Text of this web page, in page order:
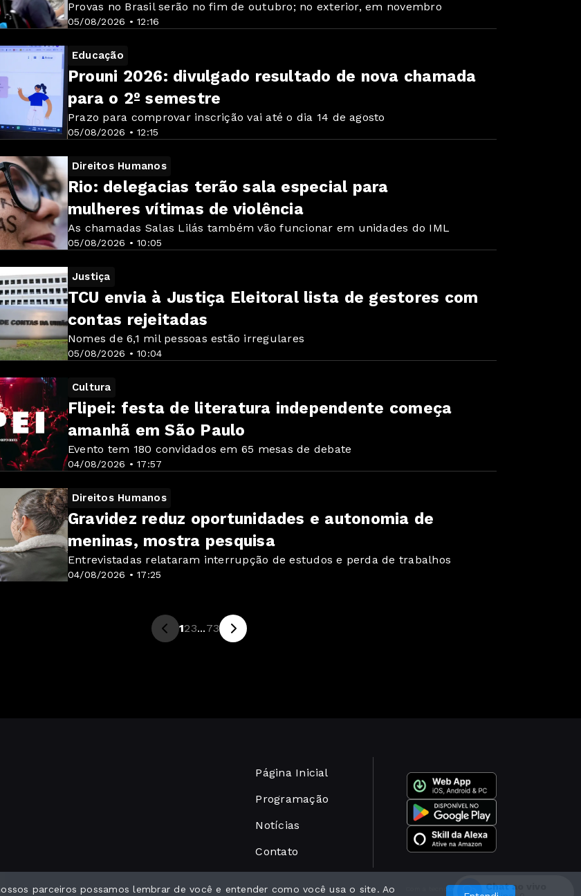
05/08/2026 • 12:16
Provas no Brasil serão no fim de outubro; no exterior, em novembro
Educação
05/08/2026 • 12:15
Prouni 2026: divulgado resultado de nova chamada
para o 2º semestre
Prazo para comprovar inscrição vai até o dia 14 de agosto
Direitos Humanos
05/08/2026 • 10:05
Rio: delegacias terão sala especial para
mulheres vítimas de violência
As chamadas Salas Lilás também vão funcionar em unidades do IML
Justiça
05/08/2026 • 10:04
TCU envia à Justiça Eleitoral lista de gestores com
contas rejeitadas
Nomes de 6,1 mil pessoas estão irregulares
Cultura
04/08/2026 • 17:57
Flipei: festa de literatura independente começa
amanhã em São Paulo
Evento tem 180 convidados em 65 mesas de debate
Direitos Humanos
04/08/2026 • 17:25
Gravidez reduz oportunidades e autonomia de
meninas, mostra pesquisa
Entrevistadas relataram interrupção de estudos e perda de trabalhos
123...73
Página Inicial
Programação
Notícias
Contato
Com a tecnologia
parceiros possamos lembrar de você e entender como você usa o site. Ao Chat ao vivo